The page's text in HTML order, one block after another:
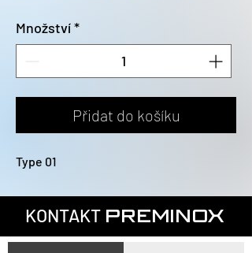
Množství*
Přidat do košíku
Type 01
KONTAKT PREMINOX